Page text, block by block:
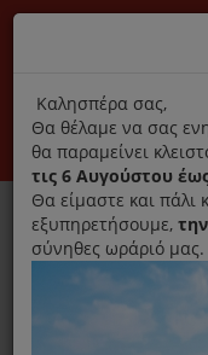
Αποκλειστικά
title
Καλησπέρα σας,
Θα θέλαμε να σας
θα παραμείνει
τις 6 Αυγούστου
Θα είμαστε και πάλι
εξυπηρετήσουμε,
σύνηθες ωράριό μας.